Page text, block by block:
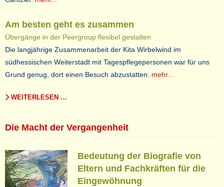
Am besten geht es zusammen
Übergänge in der Peergroup flexibel gestalten
Die langjährige Zusammenarbeit der Kita Wirbelwind im
südhessischen Weiterstadt mit Tagespflegepersonen war für uns
Grund genug, dort einen Besuch abzustatten. mehr...
WEITERLESEN …
Die Macht der Vergangenheit
Bedeutung der Biografie von
Eltern und Fachkräften für die
Eingewöhnung